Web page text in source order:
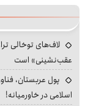
لاف‌های توخالی
عقب‌نشینی» است
پول عربستان،
اسلامی در خاورمیانه!